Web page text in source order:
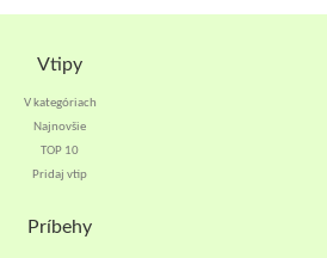
Vtipy
V kategóriach
Najnovšie
TOP 10
Pridaj vtip
Príbehy